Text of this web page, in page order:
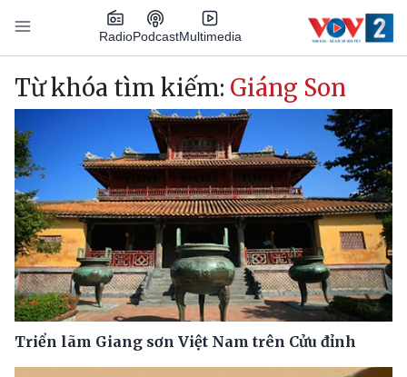
Nhảy đến nội dung
RadioPodcastMultimedia
Main navigation
Từ khóa tìm kiếm: Giáng Son
Triển lãm Giang sơn Việt Nam trên Cửu đỉnh